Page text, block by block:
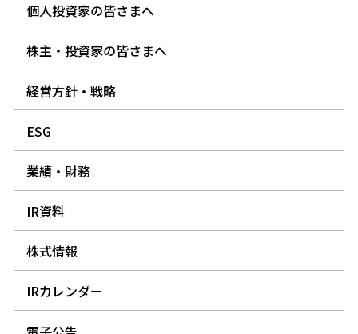
個人投資家の皆さまへ
株主・投資家の皆さまへ
経営方針・戦略
ESG
業績・財務
IR資料
株式情報
IRカレンダー